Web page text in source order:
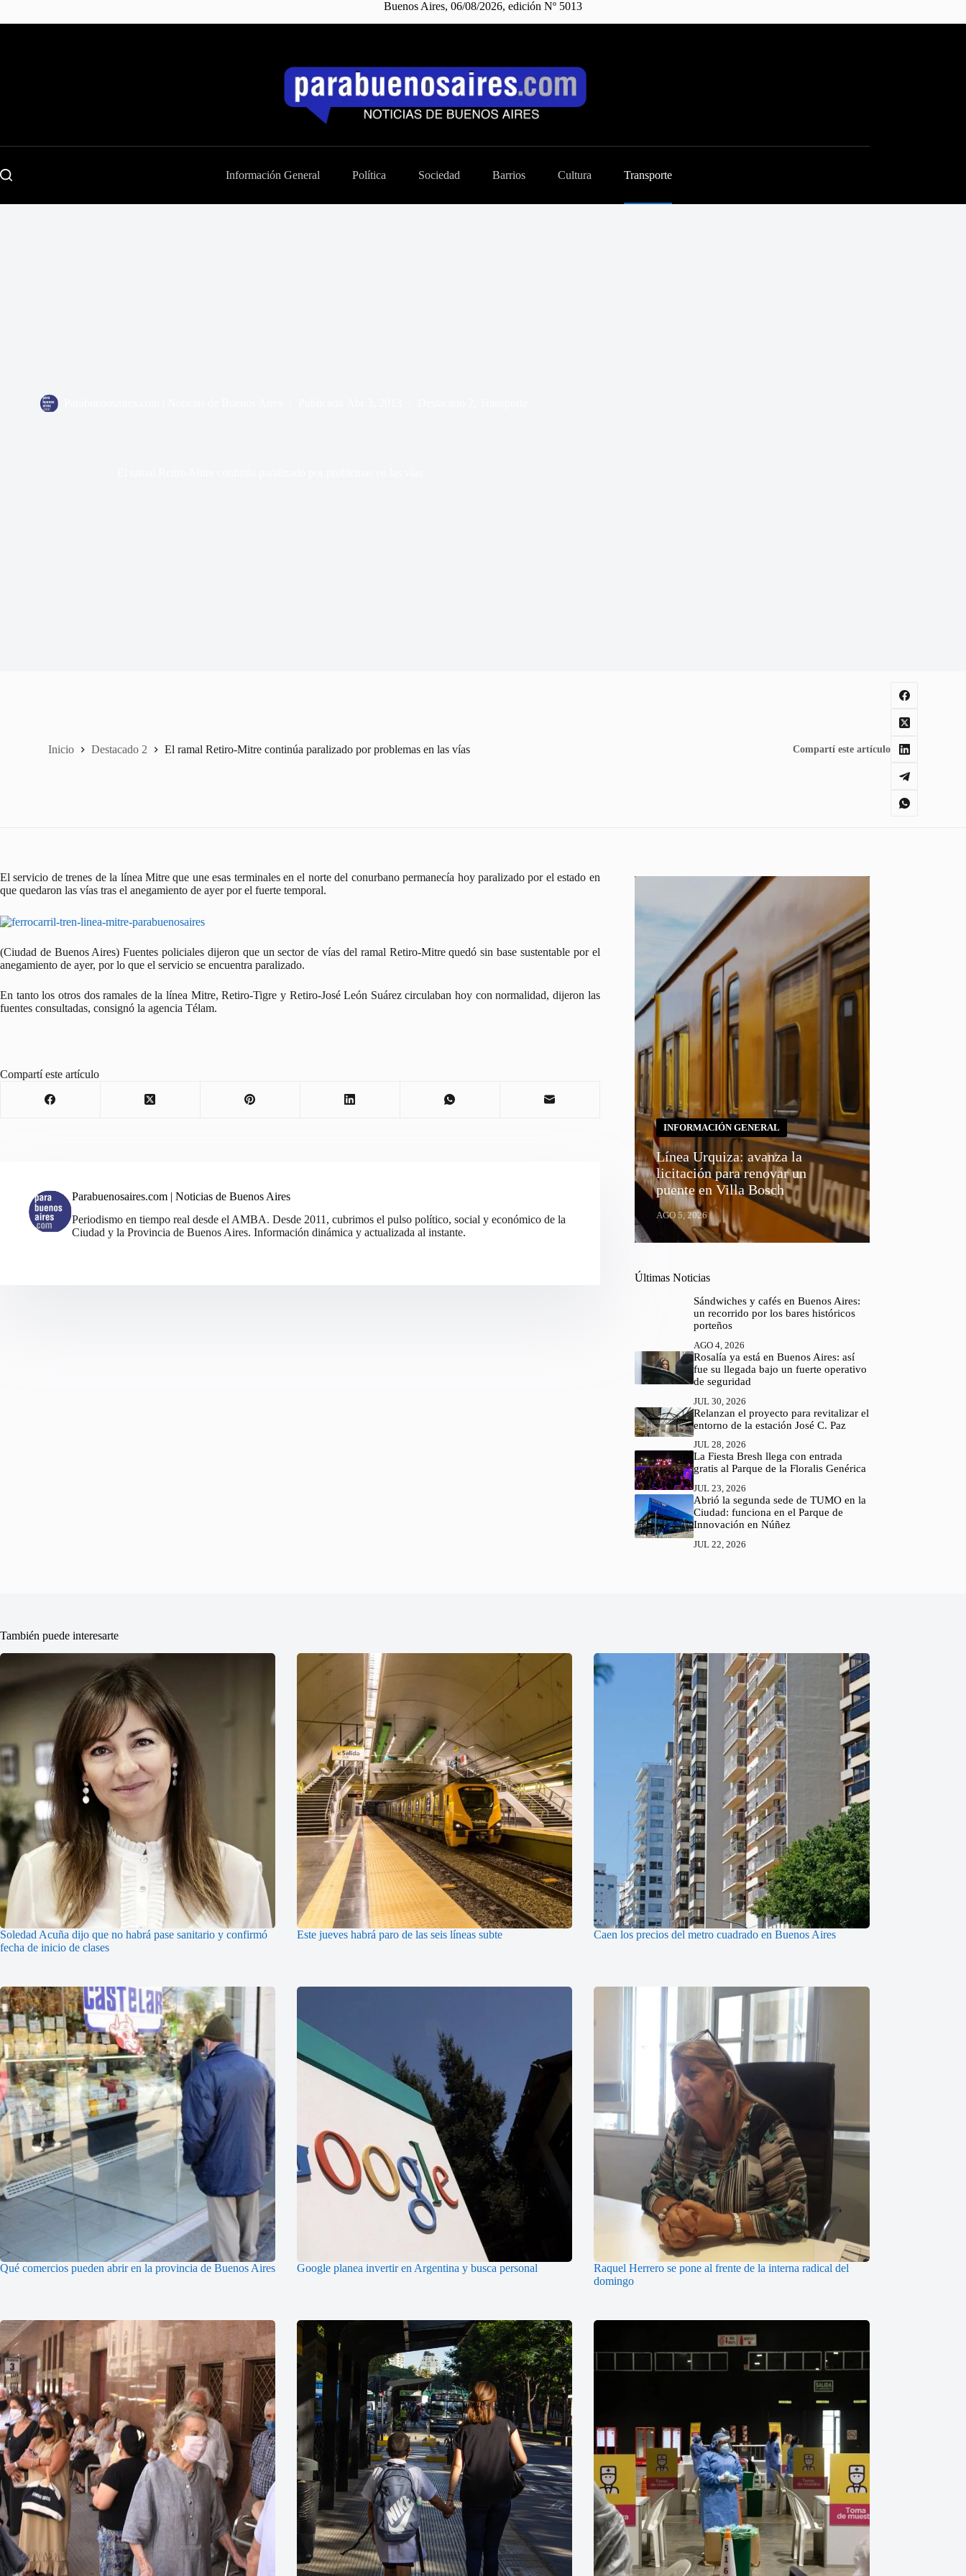
Buenos Aires, 06/08/2026, edición Nº 5013
Información General Política Sociedad Barrios Cultura Transporte
Inicio Destacado 2 El ramal Retiro-Mitre continúa paralizado por problemas en las vías Compartí este artículo
El servicio de trenes de la línea Mitre que une esas terminales en el norte del conurbano permanecía hoy paralizado por el estado en
que quedaron las vías tras el anegamiento de ayer por el fuerte temporal.
(Ciudad de Buenos Aires) Fuentes policiales dijeron que un sector de vías del ramal Retiro-Mitre quedó sin base sustentable por el
anegamiento de ayer, por lo que el servicio se encuentra paralizado.
En tanto los otros dos ramales de la línea Mitre, Retiro-Tigre y Retiro-José León Suárez circulaban hoy con normalidad, dijeron las
fuentes consultadas, consignó la agencia Télam.
Compartí este artículo
Parabuenosaires.com | Noticias de Buenos Aires
Periodismo en tiempo real desde el AMBA. Desde 2011, cubrimos el pulso político, social y económico de la
Ciudad y la Provincia de Buenos Aires. Información dinámica y actualizada al instante.
INFORMACIÓN GENERAL
Línea Urquiza: avanza la
licitación para renovar un
puente en Villa Bosch
AGO 5, 2026
Últimas Noticias
Sándwiches y cafés en Buenos Aires:
un recorrido por los bares históricos
porteños
AGO 4, 2026
Rosalía ya está en Buenos Aires: así
fue su llegada bajo un fuerte operativo
de seguridad
JUL 30, 2026
Relanzan el proyecto para revitalizar el
entorno de la estación José C. Paz
JUL 28, 2026
La Fiesta Bresh llega con entrada
gratis al Parque de la Floralis Genérica
JUL 23, 2026
Abrió la segunda sede de TUMO en la
Ciudad: funciona en el Parque de
Innovación en Núñez
JUL 22, 2026
También puede interesarte
Soledad Acuña dijo que no habrá pase sanitario y confirmó
fecha de inicio de clases
Este jueves habrá paro de las seis líneas subte Caen los precios del metro cuadrado en Buenos Aires
Qué comercios pueden abrir en la provincia de Buenos Aires Google planea invertir en Argentina y busca personal
Raquel Herrero se pone al frente de la interna radical del
domingo